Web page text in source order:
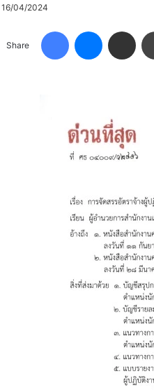
16/04/2024
Share
FacebookMessenger
Share via